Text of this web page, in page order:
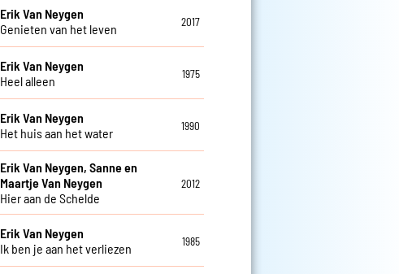
Erik Van Neygen
Genieten van het leven
2017
Erik Van Neygen
Heel alleen
1975
Erik Van Neygen
Het huis aan het water
1990
Erik Van Neygen, Sanne en
Maartje Van Neygen
Hier aan de Schelde
2012
Erik Van Neygen
Ik ben je aan het verliezen
1985